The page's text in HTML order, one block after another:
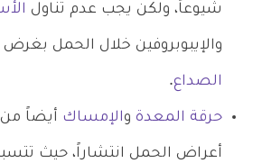
شيوعاً، ولكن يجب عدم تناول
والإيبوبروفين خلال الحمل
الصداع.
حرقة المعدة والإمساك أيضاً من
أعراض الحمل انتشاراً، حيث